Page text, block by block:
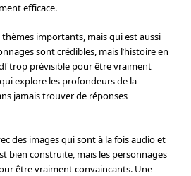
efficace.
importants, mais qui est aussi
sont crédibles, mais l’histoire en
trop prévisible pour être vraiment
explore les profondeurs de la
jamais trouver de réponses
des images qui sont à la fois audio et
bien construite, mais les personnages
être vraiment convaincants. Une